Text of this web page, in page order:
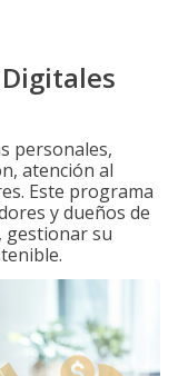
personales,
atención al
Este programa
y dueños de
gestionar su